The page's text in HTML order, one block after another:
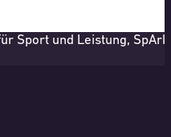
Sport und Leistung,